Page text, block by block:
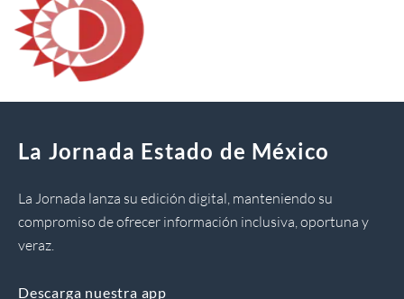
La Jornada Estado de México
La Jornada lanza su edición digital, manteniendo su
compromiso de ofrecer información inclusiva, oportuna y
veraz.
Descarga nuestra app